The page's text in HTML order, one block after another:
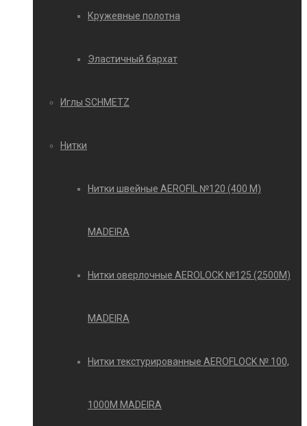
Кружевные полотна
Эластичный бархат
Иглы SCHMETZ
Нитки
Нитки швейные AEROFIL №120 (400 М)
MADEIRA
Нитки оверлочные AEROLOCK №125 (2500М)
MADEIRA
Нитки текстурированные AEROFLOCK № 100,
1000М MADEIRA